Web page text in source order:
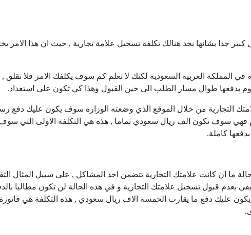
كبير جدا بشانها نجد هنالك تكلفة تسجيل علامة تجارية , حيث ان هذا الامر
المملكة العربية السعودية لكنك لا تعلم كم سوف يكلفك الامر فلا تقلق
بدفعها طوال مسار الطلب الى حين القبول وهذا كي تكون على استعداد.
التجارية من خلال الموقع الذي وضعته الوزارة سوف يكون عليك دفع
سوف تكون الف ريال سعودي تماما , هذه هي التكلفة الاولى التي
كاملة.
ما ان كانت علامتك التجارية تتضمن احد المشاكل , على سبيل المثال
بعدم قبول تسجيل علامتك التجارية و في هذه الحالة لن تكون مطالبا
عليك دفع ما يقارب الخمسة الاف ريال سعودي , هذه التكلفة هي